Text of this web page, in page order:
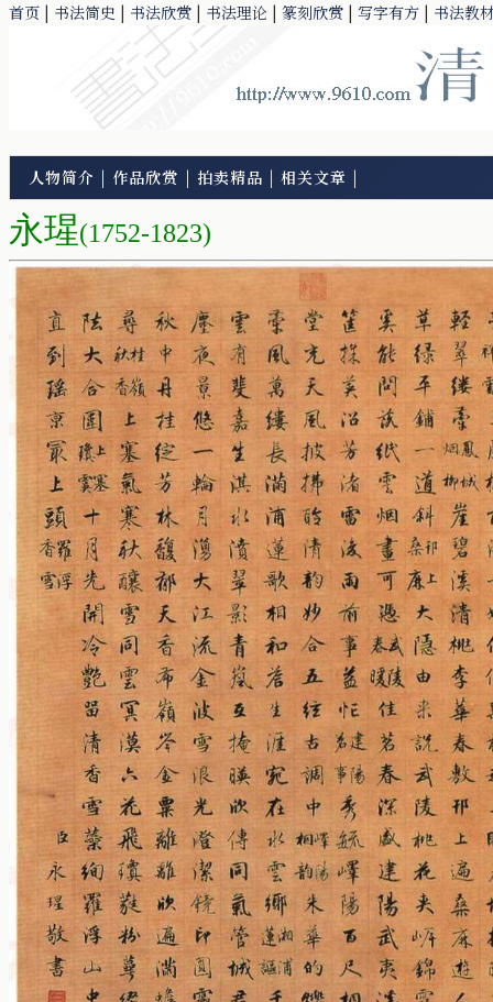
首页 | 书法简史 | 书法欣赏 | 书法理论 | 篆刻欣赏 | 写字有方 | 书法教
人物简介 | 作品欣赏 | 拍卖精品 | 相关文章 |
永瑆(1752-1823)